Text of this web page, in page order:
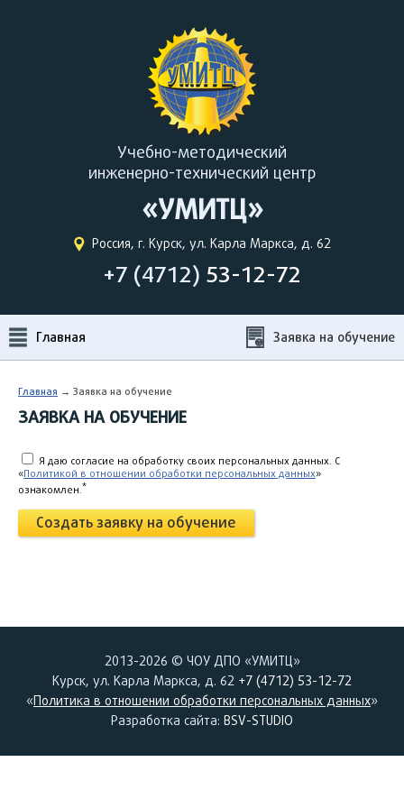
Учебно-методический
инженерно-технический центр
«УМИТЦ»
Россия, г. Курск, ул. Карла Маркса, д. 62
+7 (4712) 53-12-72
Главная Заявка на обучение
Главная → Заявка на обучение
ЗАЯВКА НА ОБУЧЕНИЕ
Я даю согласие на обработку своих персональных данных. C
«Политикой в отношении обработки персональных данных»
ознакомлен. *
Создать заявку на обучение
2013-2026 © ЧОУ ДПО «УМИТЦ»
Курск, ул. Карла Маркса, д. 62 +7 (4712) 53-12-72
«Политика в отношении обработки персональных данных»
Разработка сайта: BSV-STUDIO